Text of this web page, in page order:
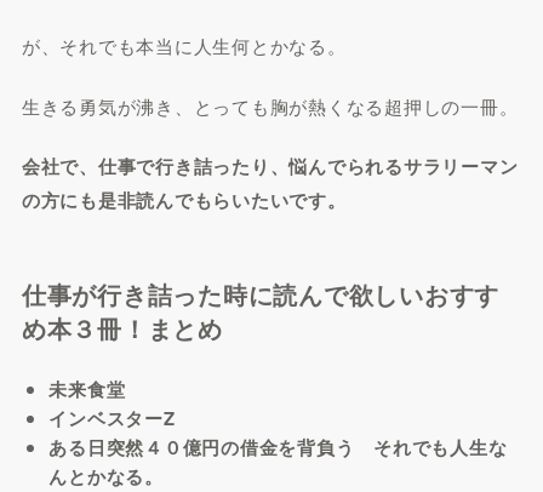
が、それでも本当に人生何とかなる。
生きる勇気が沸き、とっても胸が熱くなる超押しの一冊。
会社で、仕事で行き詰ったり、悩んでられるサラリーマン
の方にも是非読んでもらいたいです。
仕事が行き詰った時に読んで欲しいおすす
め本３冊！まとめ
未来食堂
インベスターZ
ある日突然４０億円の借金を背負う それでも人生な
んとかなる。